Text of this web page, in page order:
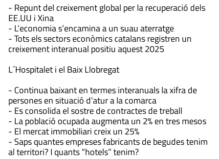
- Repunt del creixement global per la recuperació dels
EE.UU i Xina
- L’economia s’encamina a un suau aterratge
- Tots els sectors econòmics catalans registren un
creixement interanual positiu aquest 2025
L´Hospitalet i el Baix Llobregat
- Continua baixant en termes interanuals la xifra de
persones en situació d’atur a la comarca
- Es consolida el sostre de contractes de treball
- La població ocupada augmenta un 2% en tres mesos
- El mercat immobiliari creix un 25%
- Saps quantes empreses fabricants de begudes tenim
al territori? I quants “hotels” tenim?